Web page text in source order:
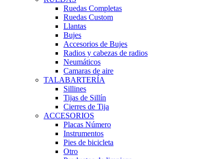
Ruedas Completas
Ruedas Custom
Llantas
Bujes
Accesorios de Bujes
Radios y cabezas de radios
Neumáticos
Camaras de aire
TALABARTERÍA
Sillines
Tijas de Sillín
Cierres de Tija
ACCESORIOS
Placas Número
Instrumentos
Pies de bicicleta
Otro